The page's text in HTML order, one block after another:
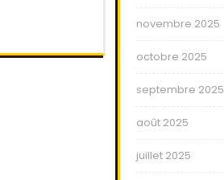
novembre 2025
octobre 2025
septembre 2025
août 2025
juillet 2025